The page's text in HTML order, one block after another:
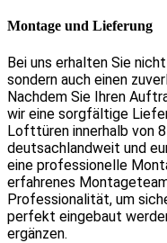
Montage und Lieferung
Bei uns erhalten Sie
sondern auch einen
Nachdem Sie Ihren
wir eine sorgfältige
Lofttüren innerhalb von
deutsachlandweit und
eine professionelle
erfahrenes
Professionalität, um
perfekt eingebaut
ergänzen.